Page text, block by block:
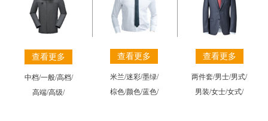
查看更多
中档/一般/高档/
高端/高级/
查看更多
米兰/迷彩/墨绿/
棕色/颜色/蓝色/
查看更多
两件套/男士/男式/
男装/女士/女式/